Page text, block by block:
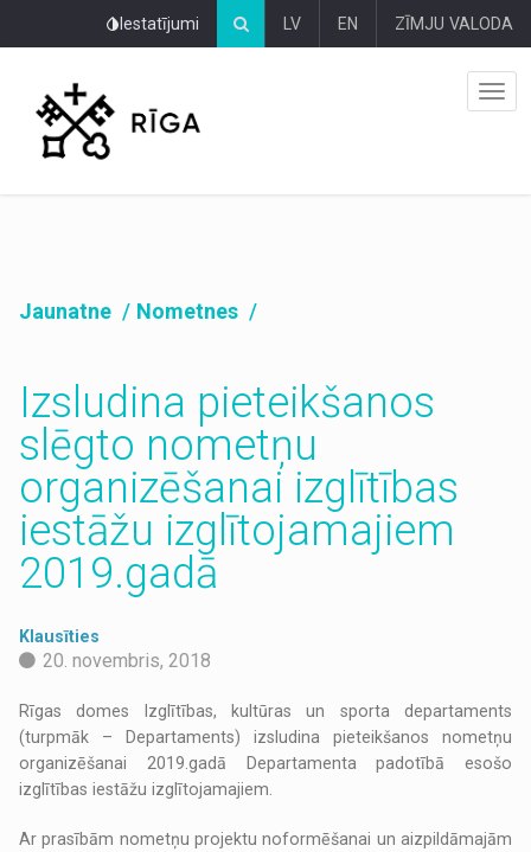
Iestatījumi LV EN ZĪMJU VALODA
Jaunatne Nometnes
Izsludina pieteikšanos
slēgto nometņu
organizēšanai izglītības
iestāžu izglītojamajiem
2019.gadā
Klausīties
20. novembris, 2018
Rīgas domes Izglītības, kultūras un sporta departaments
(turpmāk – Departaments) izsludina pieteikšanos nometņu
organizēšanai 2019.gadā Departamenta padotībā esošo
izglītības iestāžu izglītojamajiem.
Ar prasībām nometņu projektu noformēšanai un aizpildāmajām